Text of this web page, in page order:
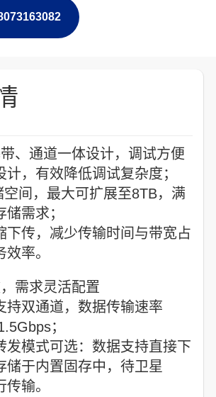
、通道一体设计，调试方便
计，有效降低调试复杂度；
间，最大可扩展至8TB，满
需求；
下传，减少传输时间与带宽占
率。
需求灵活配置
持双通道，数据传输速率
；
发模式可选：数据支持直接下
储于内置固存中，待卫星
输。